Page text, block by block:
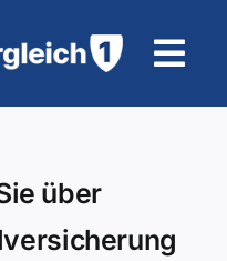
über